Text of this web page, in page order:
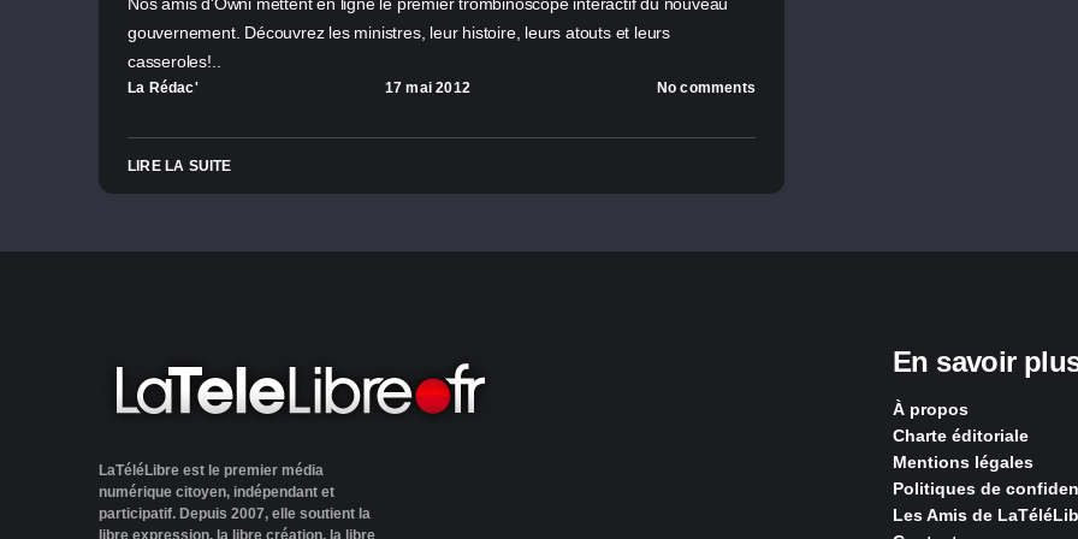
gouvernement. Découvrez les ministres, leur histoire, leurs atouts et leurs
casseroles!..
La Rédac' 17 mai 2012 No comments
LIRE LA SUITE
LaTéléLibre est le premier média
numérique citoyen, indépendant et
participatif. Depuis 2007, elle soutient la
En savoir
À propos
Charte éditoriale
Mentions légales
Politiques de
Les Amis de